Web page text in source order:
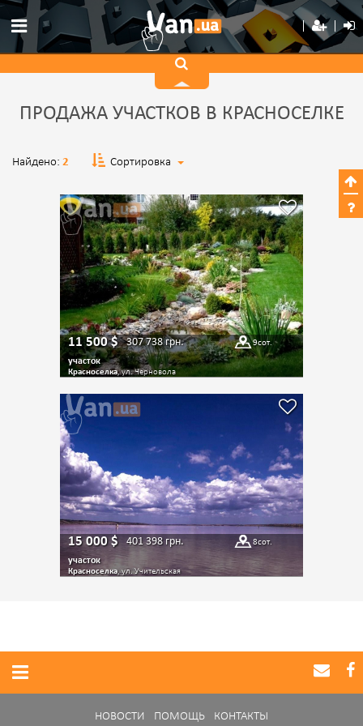
ПРОДАЖА УЧАСТКОВ В КРАСНОСЕЛКЕ
Найдено: 2 Сортировка
11 500$ 307 738грн. 9сот.
участок
Красноселка, ул. Черновола
15 000$ 401 398 грн. 8сот.
участок
Красноселка, ул. Учительская
НОВОСТИ ПОМОЩЬ КОНТАКТЫ